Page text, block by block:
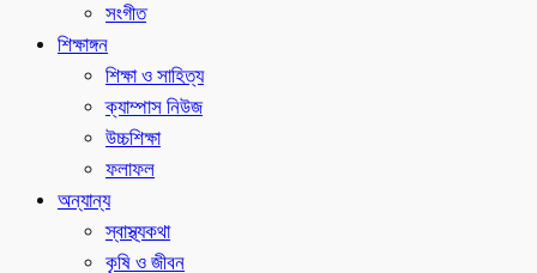
সংগীত
শিক্ষাঙ্গন
শিক্ষা ও সাহিত্য
ক্যাম্পাস নিউজ
উচ্চশিক্ষা
ফলাফল
অন্যান্য
স্বাস্থ্যকথা
কৃষি ও জীবন